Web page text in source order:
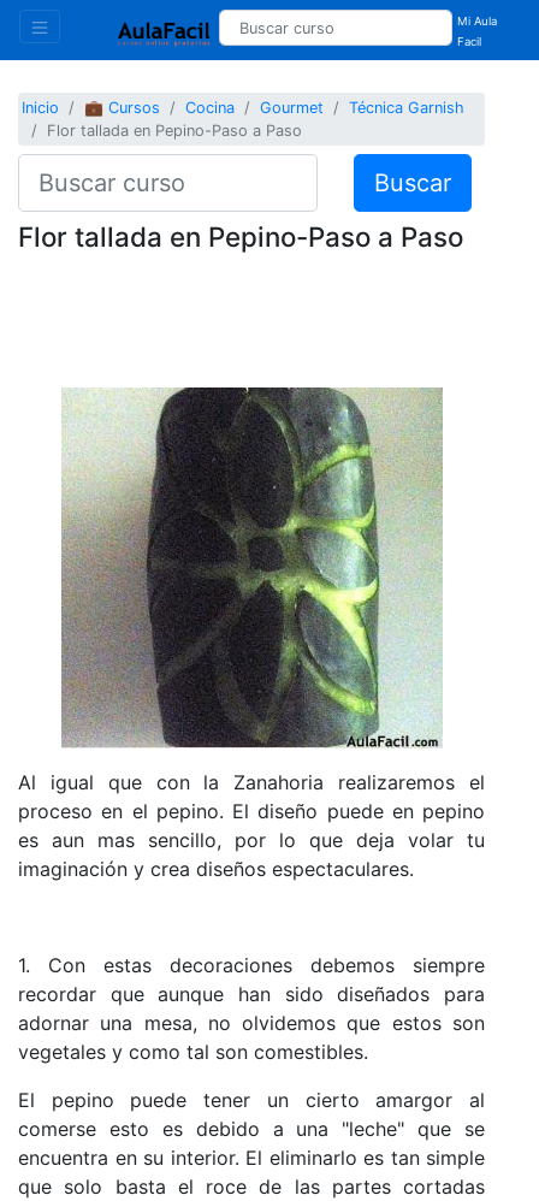
Mi Aula
Facil
Inicio 💼 Cursos Cocina Gourmet
Técnica Garnish
Flor tallada en Pepino-Paso a Paso
Buscar
Flor tallada en Pepino-Paso a Paso
Al igual que con la Zanahoria realizaremos el
proceso en el pepino. El diseño puede en pepino
es aun mas sencillo, por lo que deja volar tu
imaginación y crea diseños espectaculares.
1. Con estas decoraciones debemos siempre
recordar que aunque han sido diseñados para
adornar una mesa, no olvidemos que estos son
vegetales y como tal son comestibles.
El pepino puede tener un cierto amargor al
comerse esto es debido a una "leche" que se
encuentra en su interior. El eliminarlo es tan simple
que solo basta el roce de las partes cortadas